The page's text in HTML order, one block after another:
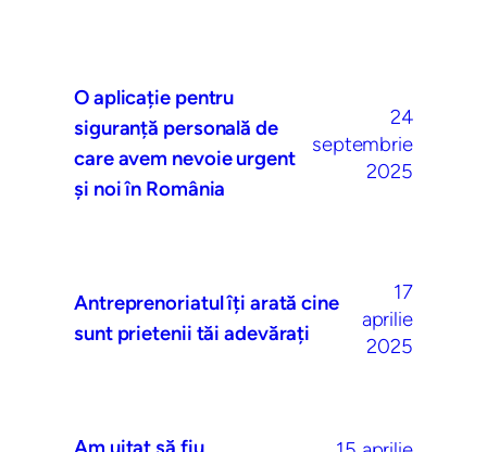
O aplicație pentru
siguranță personală de
care avem nevoie urgent
și noi în România
24
septembrie
2025
Antreprenoriatul îți arată cine
sunt prietenii tăi adevărați
17
aprilie
2025